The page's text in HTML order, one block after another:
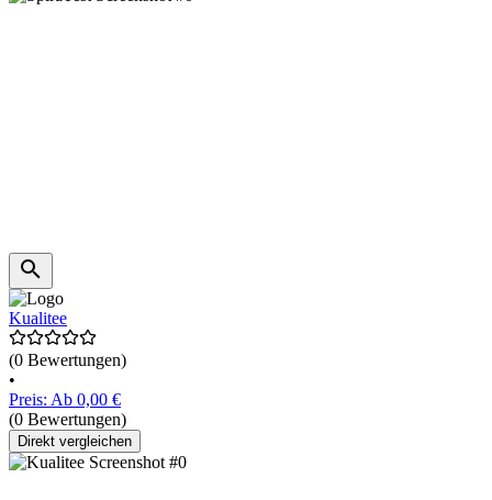
Kualitee
(0 Bewertungen)
•
Preis: Ab 0,00 €
(0 Bewertungen)
Direkt vergleichen